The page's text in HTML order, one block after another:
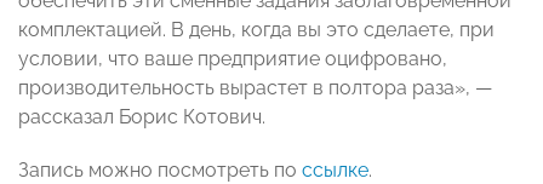
комплектацией. В день, когда вы это сделаете, при
условии, что ваше предприятие оцифровано,
производительность вырастет в полтора раза», —
рассказал Борис Котович.
Запись можно посмотреть по ссылке.